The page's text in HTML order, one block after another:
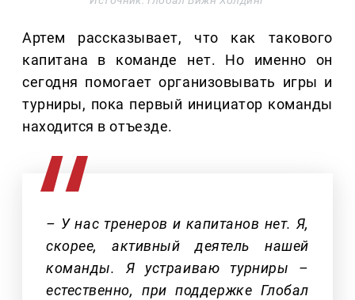
Артем рассказывает, что как такового
капитана в команде нет. Но именно он
сегодня помогает организовывать игры и
турниры, пока первый инициатор команды
находится в отъезде.
– У нас тренеров и капитанов нет. Я,
скорее, активный деятель нашей
команды. Я устраиваю турниры –
естественно, при поддержке Глобал